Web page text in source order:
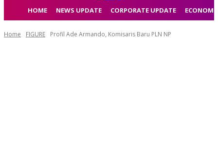
HOME NEWS UPDATE CORPORATE UPDATE
Home FIGURE Profil Ade Armando, Komisaris Baru PLN NP